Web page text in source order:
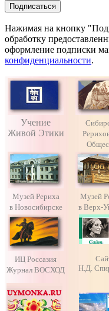
Подписаться
Нажимая на кнопку
обработку
оформление подписки
конфиденциальности.
Учение
Живой Этики
Музей Рериха
в Новосибирске
Музей
в Верх-
ИЦ Россазия
Журнал ВОСХОД
Н.Д.